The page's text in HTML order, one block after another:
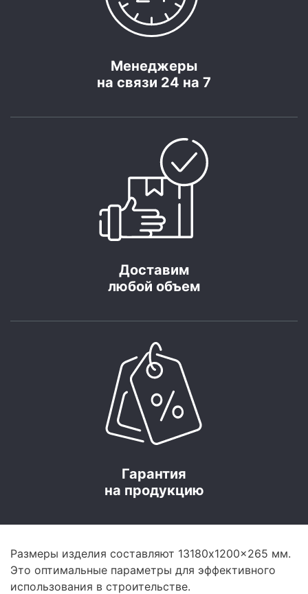
Менеджеры
на связи 24 на 7
Доставим
любой объем
Гарантия
на продукцию
Размеры изделия составляют 13180x1200x265 мм.
Это оптимальные параметры для эффективного
использования в строительстве.